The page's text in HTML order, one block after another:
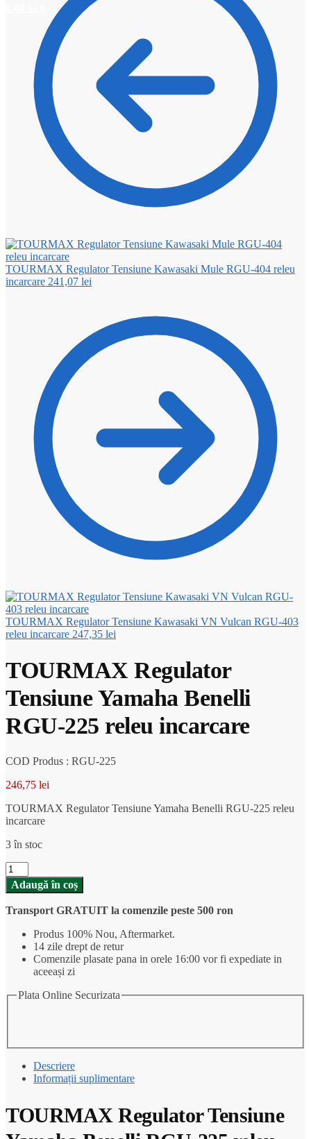
TOURMAX Regulator Tensiune Kawasaki Mule RGU-404 releu
incarcare 241,07 lei
TOURMAX Regulator Tensiune Kawasaki VN Vulcan RGU-403
releu incarcare 247,35 lei
TOURMAX Regulator
Tensiune Yamaha Benelli
RGU-225 releu incarcare
COD Produs : RGU-225
246,75 lei
TOURMAX Regulator Tensiune Yamaha Benelli RGU-225 releu
incarcare
3 în stoc
Cantitate
TOURMAX
Regulator
Tensiune
Yamaha
Benelli
Adaugă în coș
Transport GRATUIT la comenzile peste 500 ron
Produs 100% Nou, Aftermarket.
14 zile drept de retur
Comenzile plasate pana in orele 16:00 vor fi expediate in
aceeași zi
Plata Online Securizata
Descriere
Informații suplimentare
TOURMAX Regulator Tensiune